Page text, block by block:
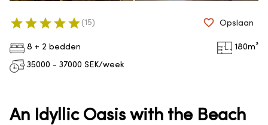
8 + 2 bedden 180m²
35000 - 37000 SEK/week
( 15 ) Opslaan
An Idyllic Oasis with the Beach